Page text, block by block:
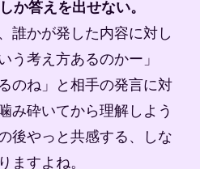
か答えを出せない。
誰かが発した内容に対し
う考え方あるのかー」
のね」と相手の発言に対
み砕いてから理解しよう
後やっと共感する、しな
ますよね。